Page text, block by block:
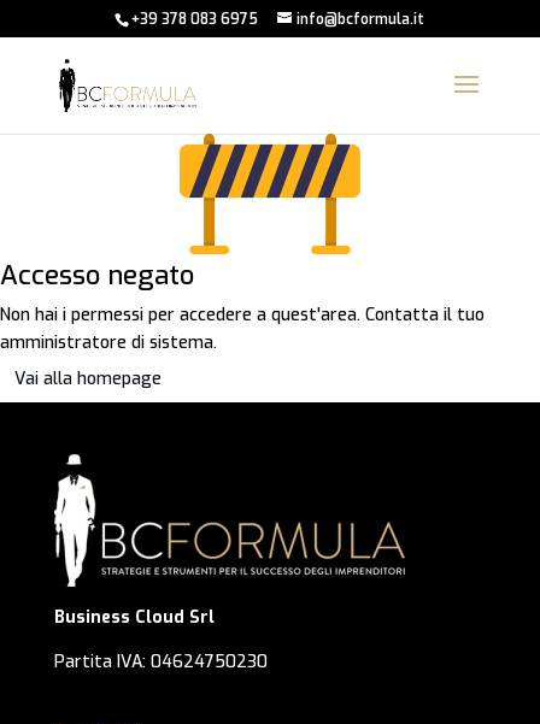
+39 378 083 6975 info@bcformula.it
Accesso negato
Non hai i permessi per accedere a quest'area. Contatta il tuo
amministratore di sistema.
Vai alla homepage
Business Cloud Srl
Partita IVA: 04624750230